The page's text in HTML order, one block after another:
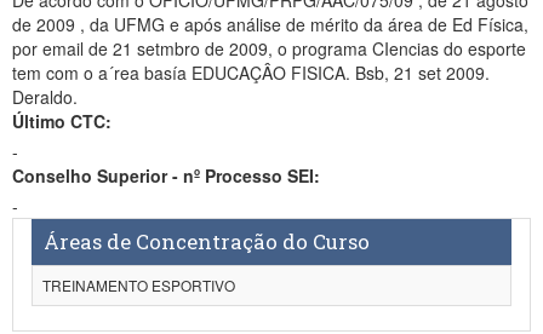
de 2009 , da UFMG e após análise de mérito da área de Ed Física,
por email de 21 setmbro de 2009, o programa CIencias do esporte
tem com o a´rea basía EDUCAÇÂO FISICA. Bsb, 21 set 2009.
Deraldo.
Último CTC:
-
Conselho Superior - nº Processo SEI:
-
Áreas de Concentração do Curso
TREINAMENTO ESPORTIVO